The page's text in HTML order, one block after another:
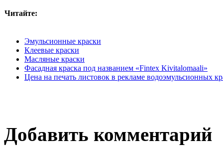
Читайте:
Эмульсионные краски
Клеевые краски
Масляные краски
Фасадная краска под названием «Fintex Kivitalomaali»
Цена на печать листовок в рекламе водоэмульсионных
Добавить комментарий